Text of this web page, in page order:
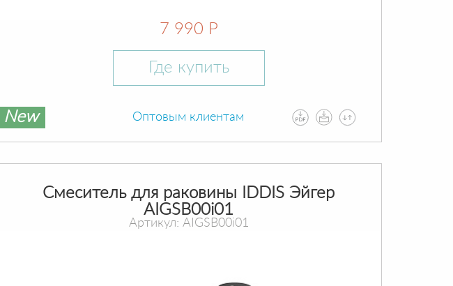
7 990 Р
Где купить
New Оптовым клиентам
Смеситель для раковины IDDIS Эйгер
AIGSB00i01
Артикул: AIGSB00i01